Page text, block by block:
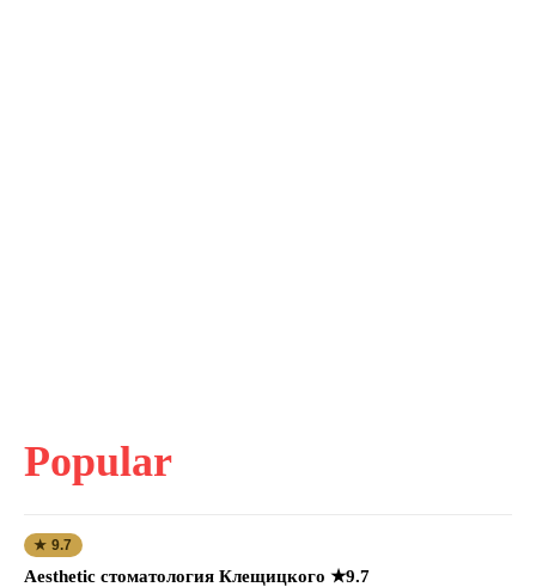
Popular
★ 9.7
Aesthetic стоматология Клещицкого ★9.7